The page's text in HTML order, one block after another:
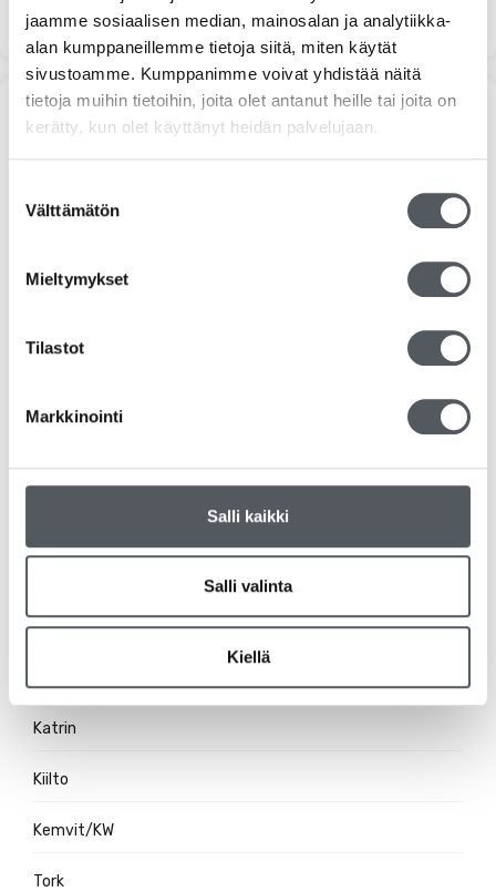
jaamme sosiaalisen median, mainosalan ja analytiikka-
alan kumppaneillemme tietoja siitä, miten käytät
sivustoamme. Kumppanimme voivat yhdistää näitä
tietoja muihin tietoihin, joita olet antanut heille tai joita on
kerätty, kun olet käyttänyt heidän palvelujaan.
valinta
Välttämätön
Mieltymykset
Tilastot
Markkinointi
Salli kaikki
Salli valinta
Kiellä
Tuoteosastot
Vileda
Hygieniatuotteet
Pehmopaperit
Pesuaineet
Siivousvälineet
Katrin
Kiilto
Kemvit/KW
Tork